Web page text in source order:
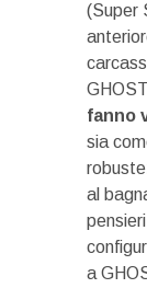
(Super
fanno
sia
al
a